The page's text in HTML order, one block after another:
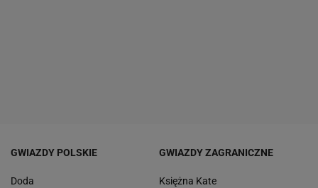
GWIAZDY POLSKIE
Doda
GWIAZDY ZAGRANICZNE
Księżna Kate